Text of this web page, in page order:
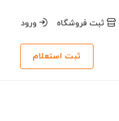
ثبت فروشگاه ورود
ثبت استعلام